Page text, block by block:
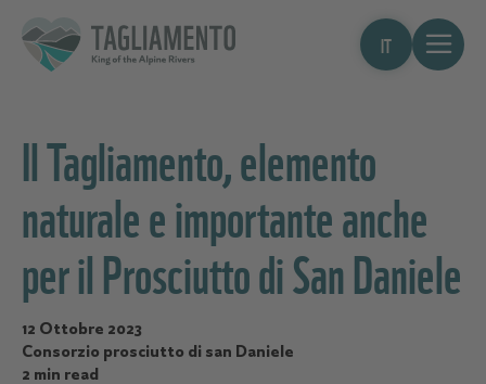
IT
Il Tagliamento, elemento
naturale e importante anche
per il Prosciutto di San Daniele
12 Ottobre 2023
Consorzio prosciutto di san Daniele
2 min read